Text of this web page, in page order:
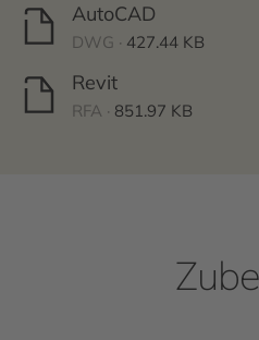
AutoCAD
DWG · 427.44 KB
Revit
RFA · 851.97 KB